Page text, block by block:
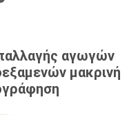
αγωγών
μακρινή